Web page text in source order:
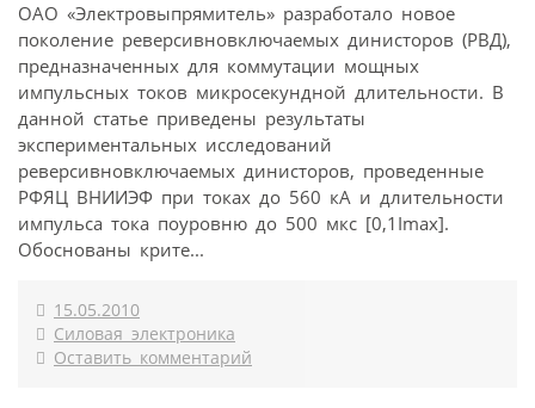
ОАО «Электровыпрямитель» разработало новое
поколение реверсивновключаемых динисторов (РВД),
предназначенных для коммутации мощных
импульсных токов микросекундной длительности. В
данной статье приведены результаты
экспериментальных исследований
реверсивновключаемых динисторов, проведенные
РФЯЦ ВНИИЭФ при токах до 560 кА и длительности
импульса тока поуровню до 500 мкс [0,1Imax].
Обоснованы крите...
15.05.2010
Силовая электроника
Оставить комментарий